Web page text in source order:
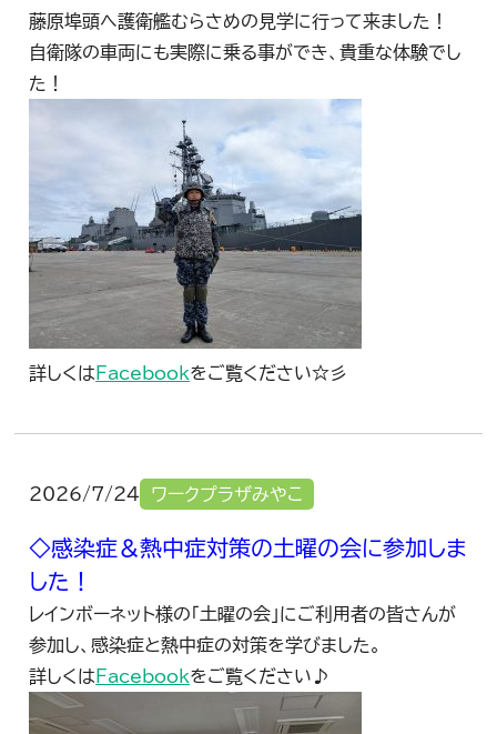
藤原埠頭へ護衛艦むらさめの見学に行って来ました！
自衛隊の車両にも実際に乗る事ができ、貴重な体験でし
た！
詳しくは Facebookをご覧ください☆彡
2026/7/24 ワークプラザみやこ
◇感染症＆熱中症対策の土曜の会に参加しま
した！
レインボーネット様の「土曜の会」にご利用者の皆さんが
参加し、感染症と熱中症の対策を学びました。
詳しくは Facebookをご覧ください♪